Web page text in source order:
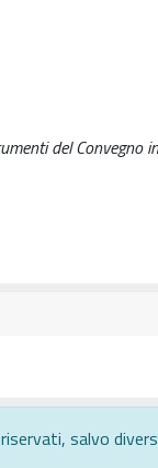
del
salvo